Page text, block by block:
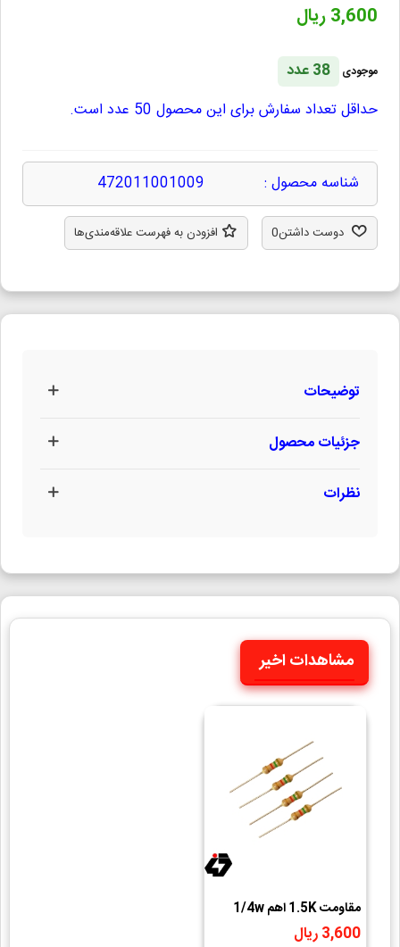
3,600 ریال
موجودی
38 عدد
حداقل تعداد سفارش برای این محصول 50 عدد است.
شناسه محصول : 472011001009
دوست داشتن0 افزودن به فهرست علاقه‌مندی‌ها
توضیحات
جزئیات محصول
نظرات
مشاهدات اخیر
مقاومت 1.5K اهم 1/4w
3,600 ریال